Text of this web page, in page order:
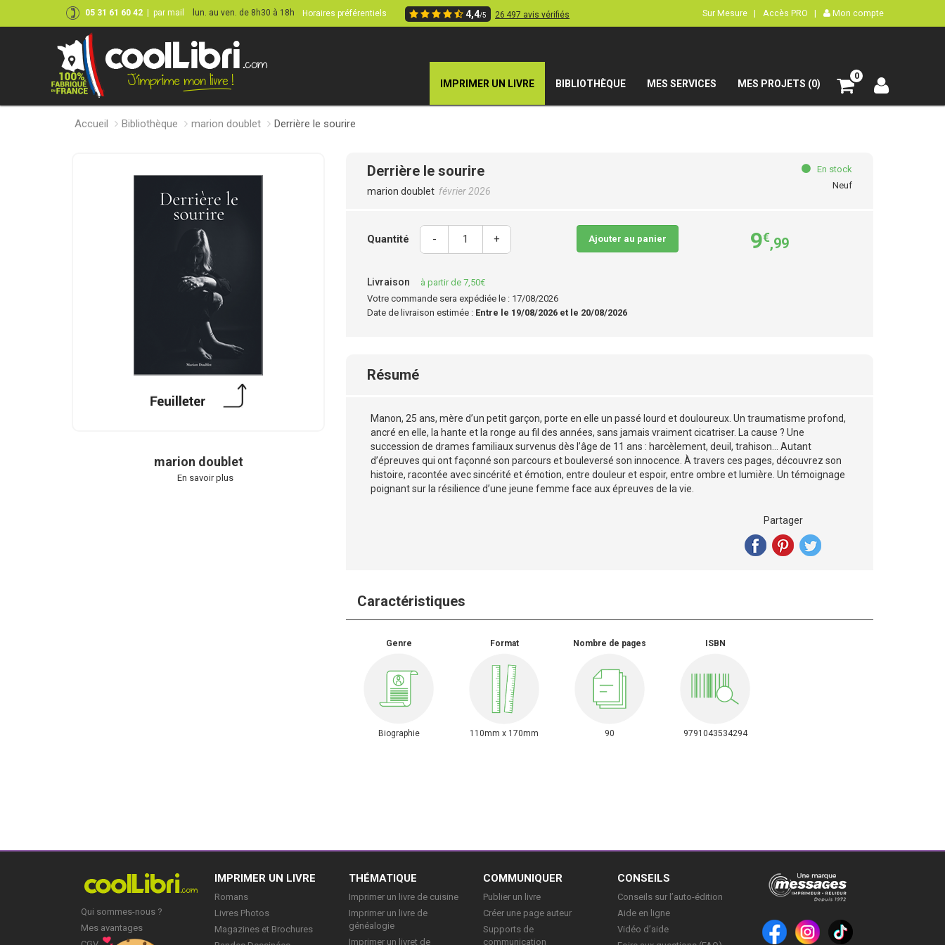
05 31 61 60 42 par mail lun. au ven. de 8h30 à 18h Horaires préférentiels 4,4/5 26 497 avis vérifiés Sur Mesure | Accès PRO | Mon compte
IMPRIMER UN LIVRE BIBLIOTHÈQUE MES SERVICES MES PROJETS (0)
0
Accueil Bibliothèque marion doublet Derrière le sourire
marion doublet
En savoir plus
Derrière le sourire
marion doublet février 2026
En stock
Neuf
Quantité - + Ajouter au panier 9€,99
Livraison
à partir de 7,50€
Votre commande sera expédiée le : 17/08/2026
Date de livraison estimée : Entre le 19/08/2026 et le 20/08/2026
Résumé
Manon, 25 ans, mère d’un petit garçon, porte en elle un passé lourd et douloureux. Un traumatisme profond,
ancré en elle, la hante et la ronge au fil des années, sans jamais vraiment cicatriser. La cause ? Une
succession de drames familiaux survenus dès l’âge de 11 ans : harcèlement, deuil, trahison… Autant
d’épreuves qui ont façonné son parcours et bouleversé son innocence. À travers ces pages, découvrez son
histoire, racontée avec sincérité et émotion, entre douleur et espoir, entre ombre et lumière. Un témoignage
poignant sur la résilience d’une jeune femme face aux épreuves de la vie.
Partager
Caractéristiques
Genre
Biographie
Format
110mm x 170mm
Nombre de pages
90
ISBN
9791043534294
Qui sommes-nous ?
Mes avantages
IMPRIMER UN LIVRE
Romans
Livres Photos
Magazines et Brochures
THÉMATIQUE
Imprimer un livre de cuisine
Imprimer un livre de
généalogie
Imprimer un livret de
COMMUNIQUER
Publier un livre
Créer une page auteur
Supports de
communication
CONSEILS
Conseils sur l’auto-édition
Aide en ligne
Vidéo d’aide